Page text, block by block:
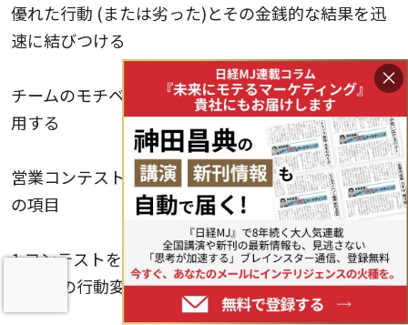
優れた行動 (または劣った)とその金銭的な結果を迅
速に結びつける
チームのモチベーション向上に営業コンテストを利
用する
営業コンテスト企画として極めて効果的だった６つ
の項目
1.コンテストを通じてチームの大多数に期待される
短期間の行動変化を流す
×